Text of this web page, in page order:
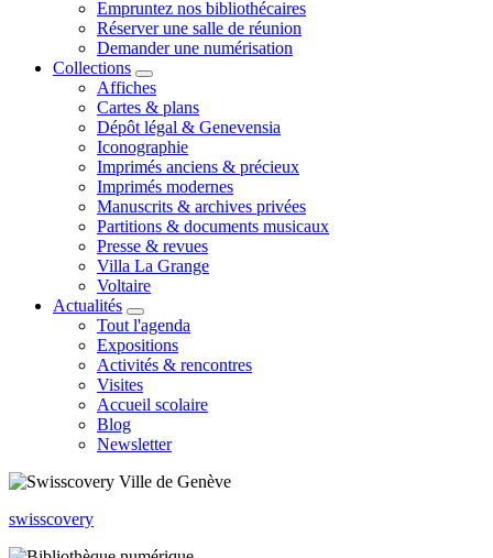
Empruntez nos bibliothécaires
Réserver une salle de réunion
Demander une numérisation
Collections
Affiches
Cartes & plans
Dépôt légal & Genevensia
Iconographie
Imprimés anciens & précieux
Imprimés modernes
Manuscrits & archives privées
Partitions & documents musicaux
Presse & revues
Villa La Grange
Voltaire
Actualités
Tout l'agenda
Expositions
Activités & rencontres
Visites
Accueil scolaire
Blog
Newsletter
swisscovery